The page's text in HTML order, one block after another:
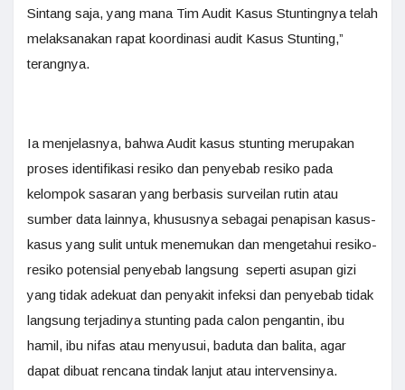
Sintang saja, yang mana Tim Audit Kasus Stuntingnya telah
melaksanakan rapat koordinasi audit Kasus Stunting,”
terangnya.
Ia menjelasnya, bahwa Audit kasus stunting merupakan
proses identifikasi resiko dan penyebab resiko pada
kelompok sasaran yang berbasis surveilan rutin atau
sumber data lainnya, khususnya sebagai penapisan kasus-
kasus yang sulit untuk menemukan dan mengetahui resiko-
resiko potensial penyebab langsung seperti asupan gizi
yang tidak adekuat dan penyakit infeksi dan penyebab tidak
langsung terjadinya stunting pada calon pengantin, ibu
hamil, ibu nifas atau menyusui, baduta dan balita, agar
dapat dibuat rencana tindak lanjut atau intervensinya.